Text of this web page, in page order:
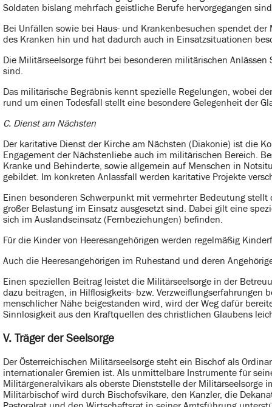
Soldaten bislang mehrfach geistliche Berufe hervorgegangen
Bei Unfällen sowie bei Haus- und Krankenbesuchen spendet
des Kranken hin und hat dadurch auch in Einsatzsituationen
Die Militärseelsorge führt bei besonderen militärischen
sind.
Das militärische Begräbnis kennt spezielle Regelungen, wobei
rund um einen Todesfall stellt eine besondere Gelegenheit der
C. Dienst am Nächsten
Der karitative Dienst der Kirche am Nächsten (Diakonie) ist die
Engagement der Nächstenliebe auch im militärischen Bereich.
Kranke und Behinderte, sowie allgemein auf Menschen in
gebildet. Im konkreten Anlassfall werden karitative Projekte
Einen besonderen Schwerpunkt mit vermehrter Bedeutung
großer Belastung im Einsatz ausgesetzt sind. Dabei gilt eine
sich im Auslandseinsatz (Fernbeziehungen) befinden.
Für die Kinder von Heeresangehörigen werden regelmäßig
Auch die Heeresangehörigen im Ruhestand und deren
Einen speziellen Beitrag leistet die Militärseelsorge in der
dazu beitragen, in Hilflosigkeits- bzw.
menschlicher Nähe beigestanden wird, wird der Weg dafür
Sinnlosigkeit aus den Kraftquellen des christlichen Glaubens
V. Träger der Seelsorge
Der Österreichischen Militärseelsorge steht ein Bischof als
internationaler Gremien ist. Als unmittelbare Instrumente für
Militärgeneralvikars als oberste Dienststelle der Militärseelsorge
Militärbischof wird durch Bischofsvikare, den Kanzler, die